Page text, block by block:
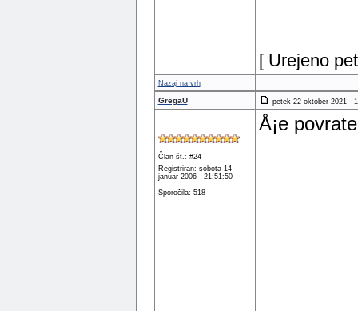
[ Urejeno
Nazaj na vrh
GregaU petek 22 oktober 2021 -
Član št.: #24
Registriran: sobota 14
januar 2006 - 21:51:50
Sporočila: 518
Å¡e